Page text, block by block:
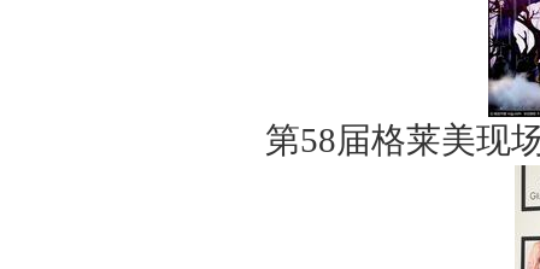
第58届格莱美现